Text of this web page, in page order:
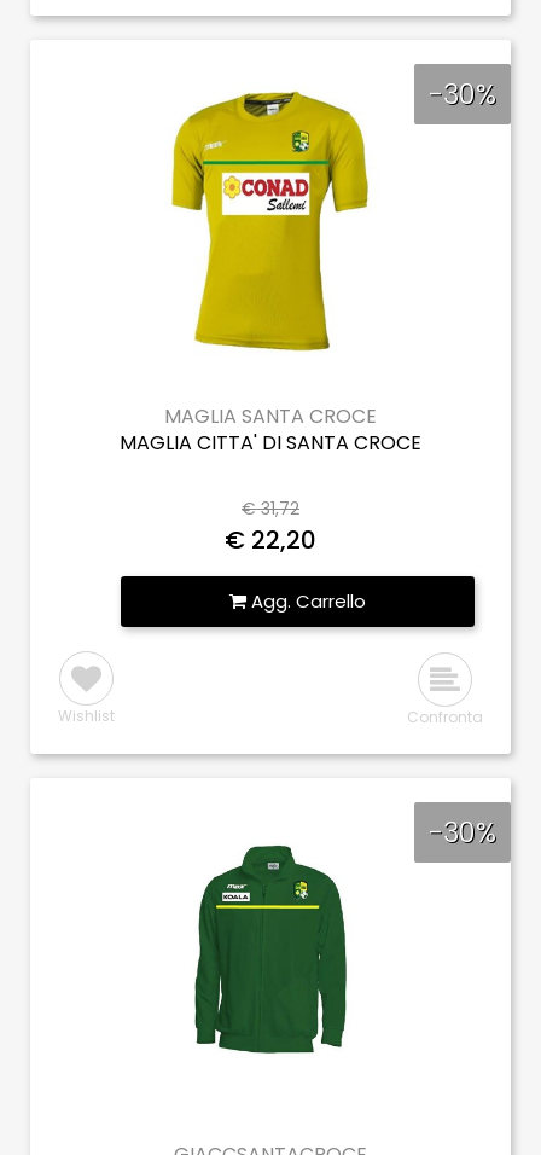
-30%
MAGLIA SANTA CROCE
MAGLIA CITTA' DI SANTA CROCE
€ 31,72
€ 22,20
Quantità
Agg. Carrello
Wishlist Confronta
-30%